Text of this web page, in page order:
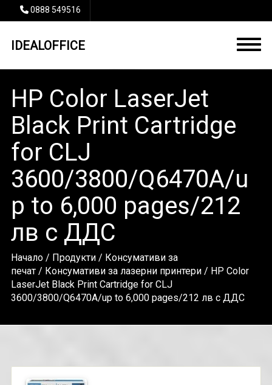
0888 549516
IDEALOFFICE
HP Color LaserJet
Black Print Cartridge
for CLJ
3600/3800/Q6470A/u
p to 6,000 pages/212
лв с ДДС
Начало/ Продукти/ Консумативи за
печат/ Консумативи за лазерни принтери/ HP Color
LaserJet Black Print Cartridge for CLJ
3600/3800/Q6470A/up to 6,000 pages/212 лв с ДДС